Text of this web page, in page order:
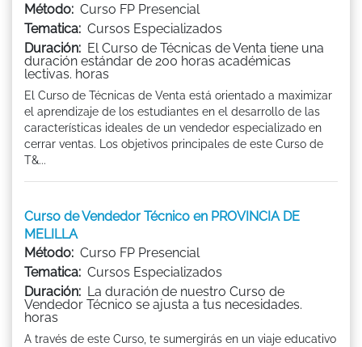
Método: Curso FP Presencial
Tematica: Cursos Especializados
Duración: El Curso de Técnicas de Venta tiene una
duración estándar de 200 horas académicas
lectivas. horas
El Curso de Técnicas de Venta está orientado a maximizar
el aprendizaje de los estudiantes en el desarrollo de las
características ideales de un vendedor especializado en
cerrar ventas. Los objetivos principales de este Curso de
T&...
Curso de Vendedor Técnico en PROVINCIA DE
MELILLA
Método: Curso FP Presencial
Tematica: Cursos Especializados
Duración: La duración de nuestro Curso de
Vendedor Técnico se ajusta a tus necesidades.
horas
A través de este Curso, te sumergirás en un viaje educativo